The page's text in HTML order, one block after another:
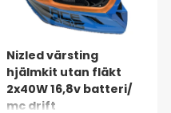
Nizled värsting
hjälmkit utan fläkt
2x40W 16,8v batteri/
mc drift